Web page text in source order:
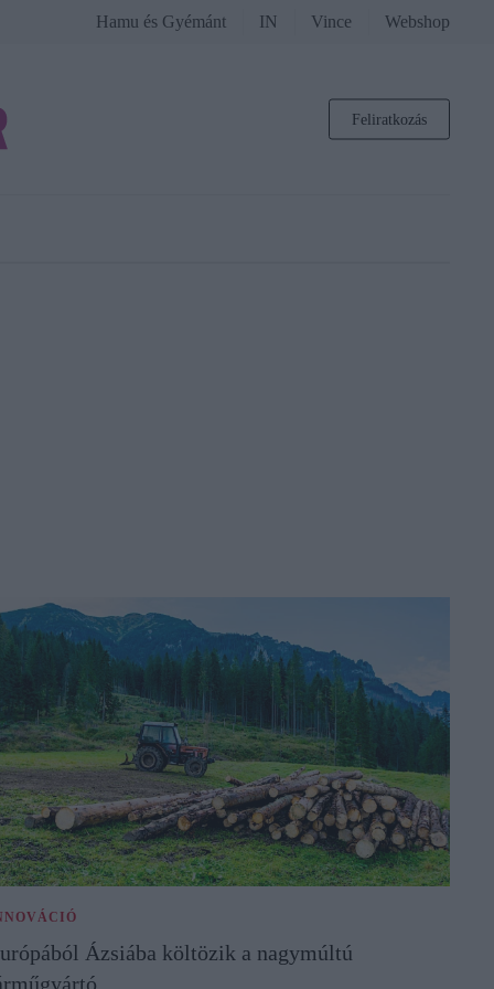
Hamu és Gyémánt IN Vince Webshop
Feliratkozás
Ázsiába költözik a nagymúltú